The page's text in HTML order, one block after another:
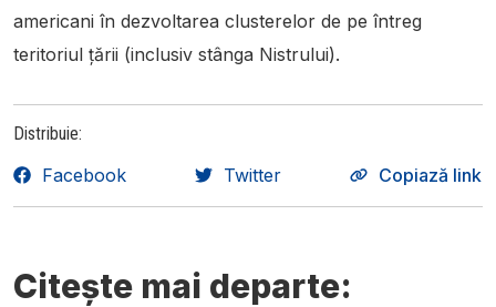
americani în dezvoltarea clusterelor de pe întreg
teritoriul țării (inclusiv stânga Nistrului).
Distribuie:
Facebook Twitter Copiază link
Citește mai departe: